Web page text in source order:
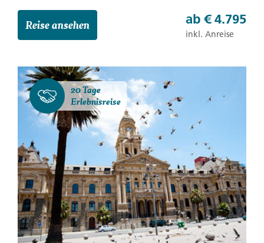
Reise ansehen ab € 4.795
inkl. Anreise
20 Tage
Erlebnisreise